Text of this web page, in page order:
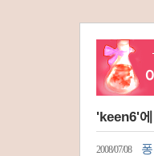
'keen6'
2008/07/08